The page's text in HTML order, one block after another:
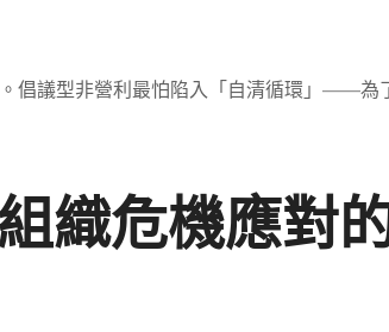
倡議型非營利最怕陷入「自清循環」——為
織危機應對